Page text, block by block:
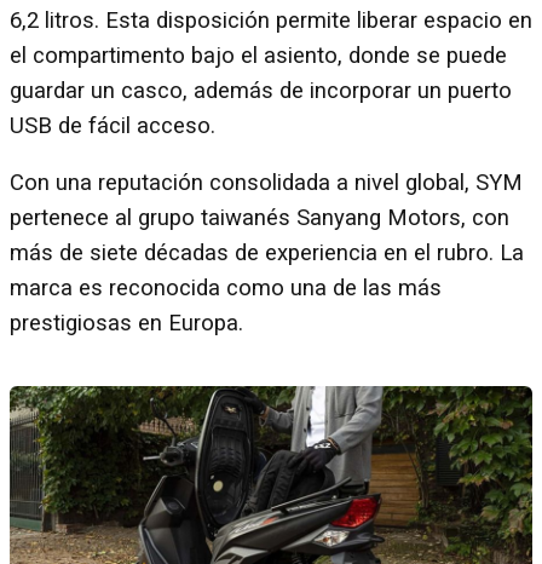
6,2 litros. Esta disposición permite liberar espacio en
el compartimento bajo el asiento, donde se puede
guardar un casco, además de incorporar un puerto
USB de fácil acceso.
Con una reputación consolidada a nivel global, SYM
pertenece al grupo taiwanés Sanyang Motors, con
más de siete décadas de experiencia en el rubro. La
marca es reconocida como una de las más
prestigiosas en Europa.